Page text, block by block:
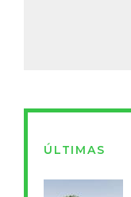
ÚLTIMAS